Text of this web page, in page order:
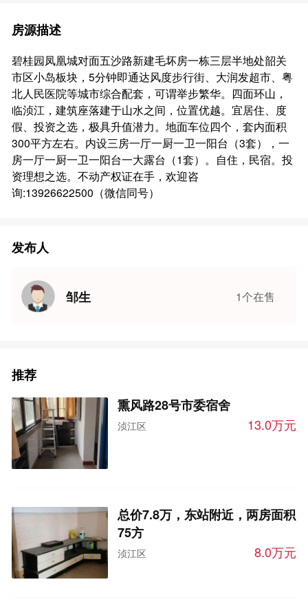
房源描述
碧桂园凤凰城对面五沙路新建毛坏房一栋三层半地处韶关
市区小岛板块，5分钟即通达风度步行街、大润发超市、粤
北人民医院等城市综合配套，可谓举步繁华。四面环山，
临浈江，建筑座落建于山水之间，位置优越。宜居住、度
假、投资之选，极具升值潜力。地面车位四个，套内面积
300平方左右。内设三房一厅一厨一卫一阳台（3套），一
房一厅一厨一卫一阳台一大露台（1套）。自住，民宿。投
资理想之选。不动产权证在手，欢迎咨
询:13926622500（微信同号）
发布人
邹生 1个在售
推荐
熏风路28号市委宿舍
浈江区 13.0万元
总价7.8万，东站附近，两房面积
75方
浈江区 8.0万元